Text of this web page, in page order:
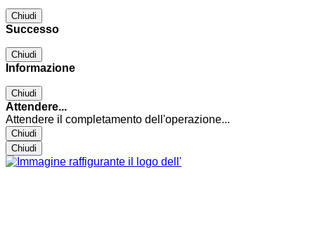
Chiudi
Successo
Chiudi
Informazione
Chiudi
Attendere...
Attendere il completamento dell'operazione...
Chiudi
Chiudi